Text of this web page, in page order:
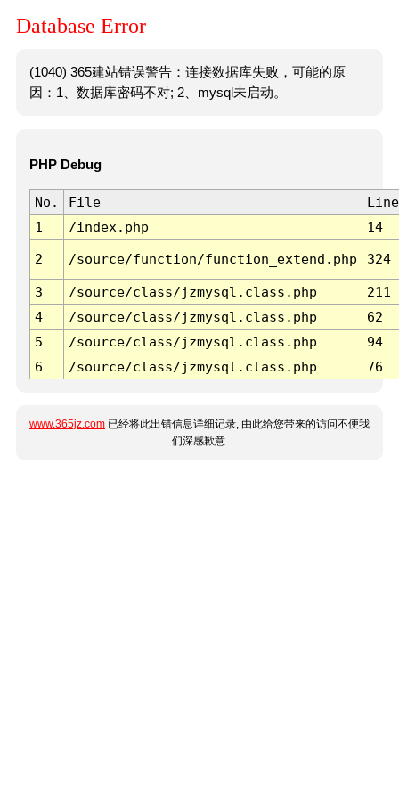
Database Error
(1040) 365建站错误警告：连接数据库失败，可能的原
因：1、数据库密码不对; 2、mysql未启动。
PHP Debug
No. File
Line
1
/index.php 14
2 /source/function/function_extend.php 324
3 /source/class/jzmysql.class.php
211
4
/source/class/jzmysql.class.php
62
5
/source/class/jzmysql.class.php
94
6
/source/class/jzmysql.class.php 76
www.365jz.com 已经将此出错信息详细记录, 由此给您带来的访问不便我
们深感歉意.